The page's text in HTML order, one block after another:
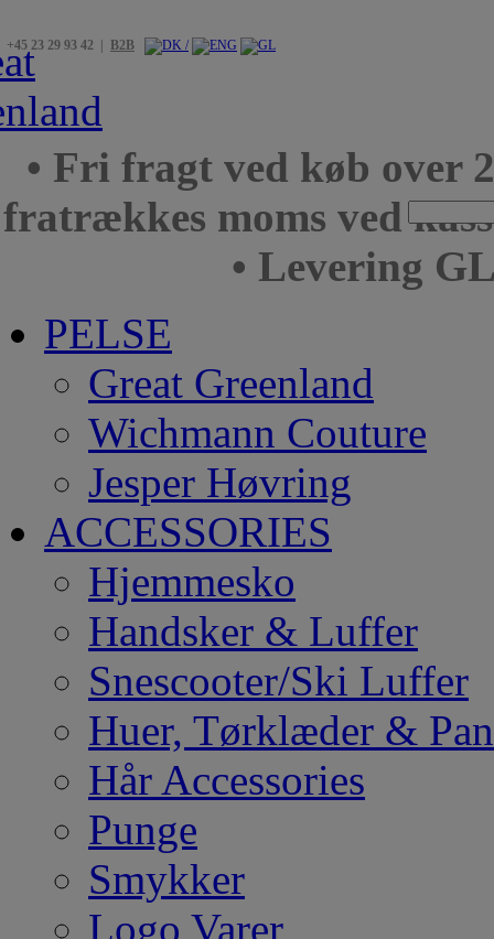
+45 23 29 93 42 | B2B
• Fri fragt ved køb over
fratrækkes moms ved
• Levering
PELSE
Great Greenland
Wichmann Couture
Jesper Høvring
ACCESSORIES
Hjemmesko
Handsker & Luffer
Snescooter/Ski Luffer
Huer, Tørklæder &
Hår Accessories
Punge
Smykker
Logo Varer